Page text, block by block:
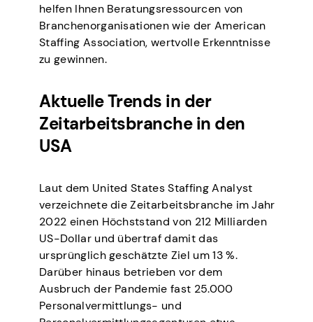
helfen Ihnen Beratungsressourcen von
Branchenorganisationen wie der American
Staffing Association, wertvolle Erkenntnisse
zu gewinnen.
Aktuelle Trends in der
Zeitarbeitsbranche in den
USA
Laut dem United States Staffing Analyst
verzeichnete die Zeitarbeitsbranche im Jahr
2022 einen Höchststand von 212 Milliarden
US-Dollar und übertraf damit das
ursprünglich geschätzte Ziel um 13 %.
Darüber hinaus betrieben vor dem
Ausbruch der Pandemie fast 25.000
Personalvermittlungs- und